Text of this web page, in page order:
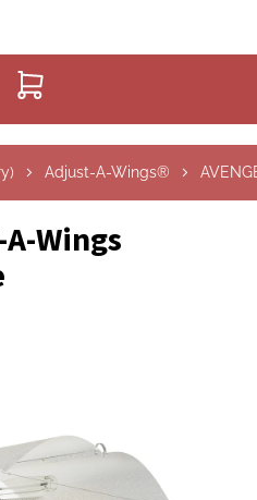
NÁKUPNÍ
KOŠÍK
Adjust-A-Wings®
Wings